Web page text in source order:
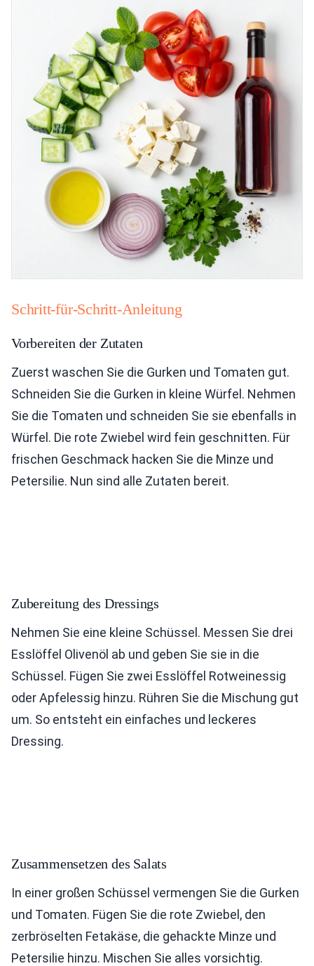
Schritt-für-Schritt-Anleitung
Vorbereiten der Zutaten
Zuerst waschen Sie die Gurken und Tomaten gut.
Schneiden Sie die Gurken in kleine Würfel. Nehmen
Sie die Tomaten und schneiden Sie sie ebenfalls in
Würfel. Die rote Zwiebel wird fein geschnitten. Für
frischen Geschmack hacken Sie die Minze und
Petersilie. Nun sind alle Zutaten bereit.
Zubereitung des Dressings
Nehmen Sie eine kleine Schüssel. Messen Sie drei
Esslöffel Olivenöl ab und geben Sie sie in die
Schüssel. Fügen Sie zwei Esslöffel Rotweinessig
oder Apfelessig hinzu. Rühren Sie die Mischung gut
um. So entsteht ein einfaches und leckeres
Dressing.
Zusammensetzen des Salats
In einer großen Schüssel vermengen Sie die Gurken
und Tomaten. Fügen Sie die rote Zwiebel, den
zerbröselten Fetakäse, die gehackte Minze und
Petersilie hinzu. Mischen Sie alles vorsichtig.